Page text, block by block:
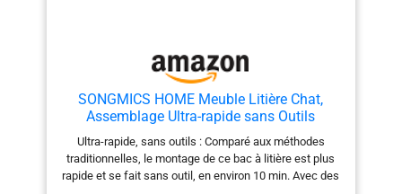
supplémentaire pour chaque vis, vous pouvez
l'assembler facilement et sans problème
SONGMICS HOME Meuble Litière Chat,
Assemblage Ultra-rapide sans Outils
Toolless, Cache-litière pour Chats, Porte à
Ouverture par Pression, Maison de Toilettes,
Blanc Rustique et Marron Miel
PCL233WJ05
Ultra-rapide, sans outils : Comparé aux méthodes
traditionnelles, le montage de ce bac à litière est plus
rapide et se fait sans outil, en environ 10 min. Avec des